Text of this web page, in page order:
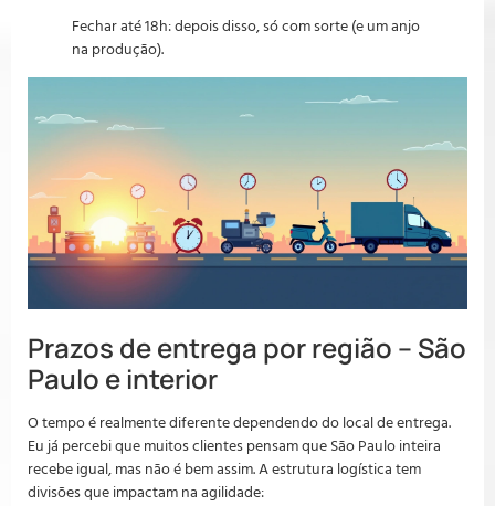
Fechar até 18h: depois disso, só com sorte (e um anjo
na produção).
Prazos de entrega por região – São
Paulo e interior
O tempo é realmente diferente dependendo do local de entrega.
Eu já percebi que muitos clientes pensam que São Paulo inteira
recebe igual, mas não é bem assim. A estrutura logística tem
divisões que impactam na agilidade: